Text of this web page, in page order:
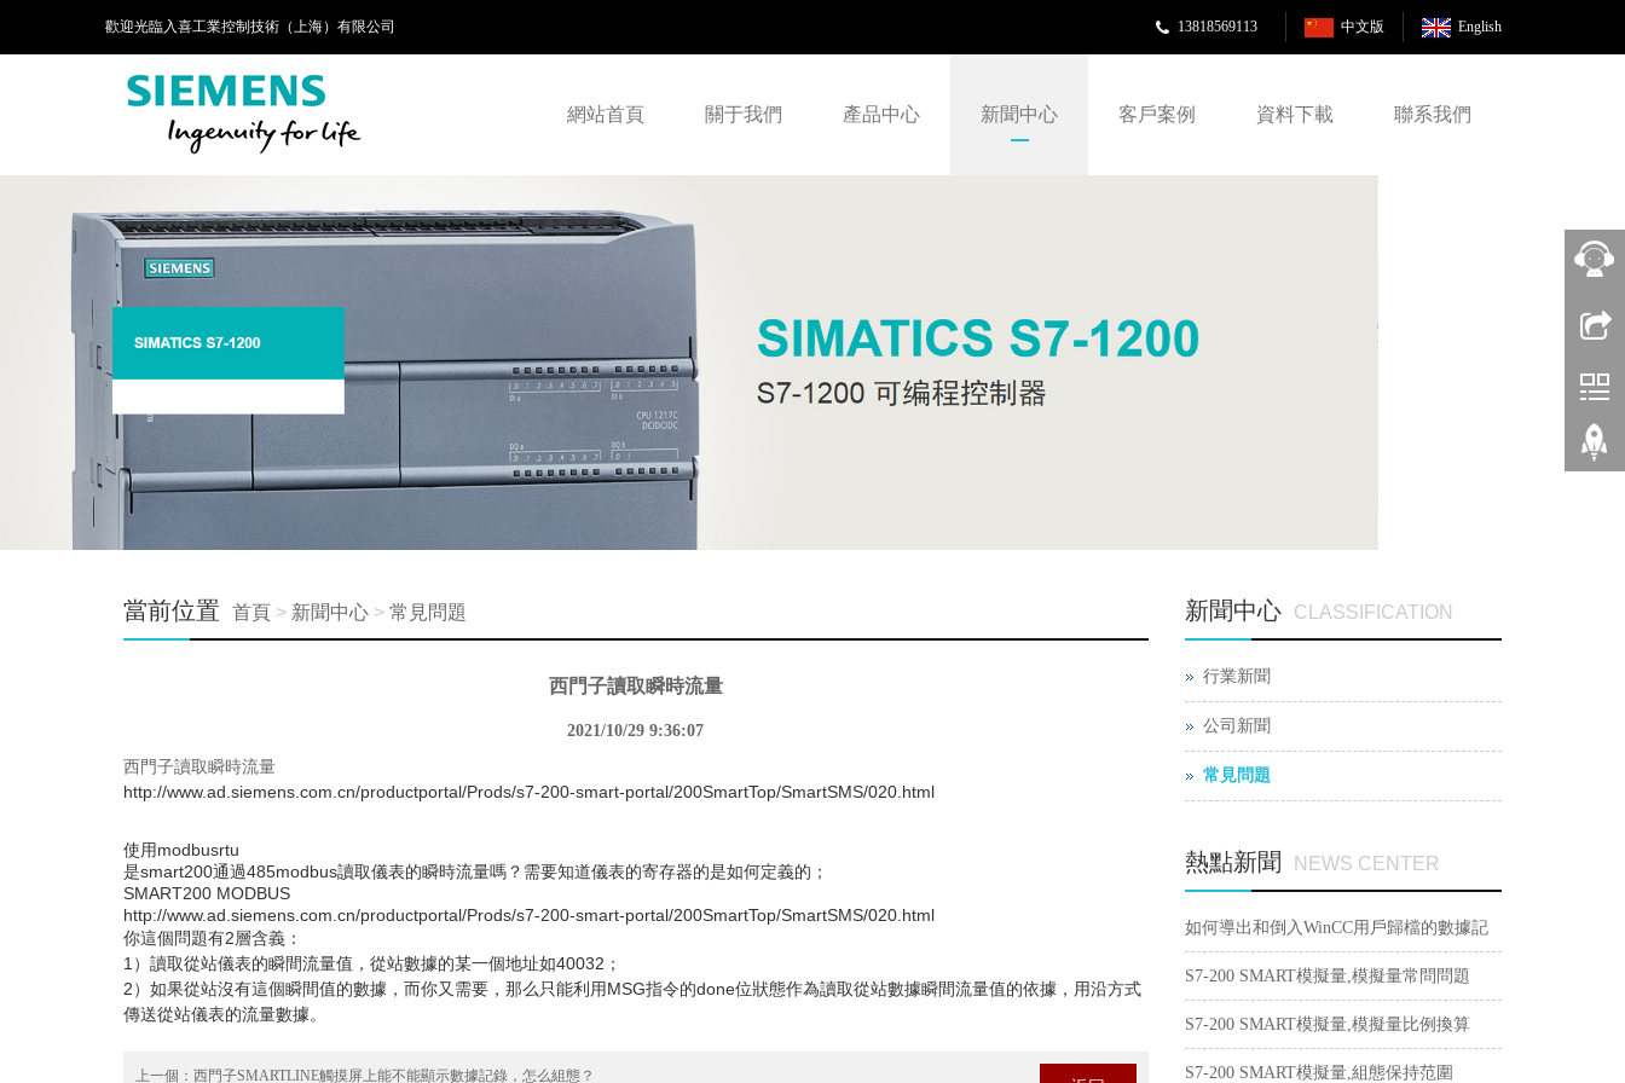
歡迎光臨入喜工業控制技術（上海）有限公司 English
中文版
13818569113
網站首頁 關于我們 產品中心 新聞中心 客戶案例 資料下載 聯系我們
當前位置 首頁 > 新聞中心 > 常見問題
西門子讀取瞬時流量
2021/10/29 9:36:07
西門子讀取瞬時流量
http://www.ad.siemens.com.cn/productportal/Prods/s7-200-smart-portal/200SmartTop/SmartSMS/020.html
使用modbusrtu
是smart200通過485modbus讀取儀表的瞬時流量嗎？需要知道儀表的寄存器的是如何定義的；
SMART200 MODBUS
http://www.ad.siemens.com.cn/productportal/Prods/s7-200-smart-portal/200SmartTop/SmartSMS/020.html
你這個問題有2層含義：
1）讀取從站儀表的瞬間流量值，從站數據的某一個地址如40032；
2）如果從站沒有這個瞬間值的數據，而你又需要，那么只能利用MSG指令的done位狀態作為讀取從站數據瞬間流量值的依據，用沿方式
傳送從站儀表的流量數據。
上一個： 西門子SMARTLINE觸摸屏上能不能顯示數據記錄，怎么組態？
新聞中心 CLASSIFICATION
行業新聞
公司新聞
常見問題
熱點新聞 NEWS CENTER
如何導出和倒入WinCC用戶歸檔的數據記
錄？
S7-200 SMART模擬量,模擬量常問問題
S7-200 SMART模擬量,模擬量比例換算
S7-200 SMART模擬量,組態保持范圍